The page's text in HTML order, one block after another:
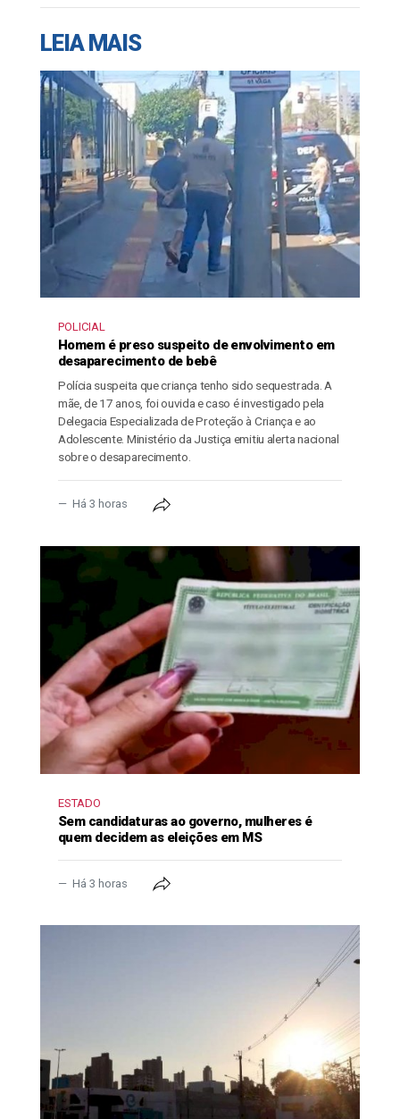
LEIA MAIS
POLICIAL
Homem é preso suspeito de envolvimento em
desaparecimento de bebê
Polícia suspeita que criança tenho sido sequestrada. A
mãe, de 17 anos, foi ouvida e caso é investigado pela
Delegacia Especializada de Proteção à Criança e ao
Adolescente. Ministério da Justiça emitiu alerta nacional
sobre o desaparecimento.
Há 3 horas
ESTADO
Sem candidaturas ao governo, mulheres é
quem decidem as eleições em MS
Há 3 horas